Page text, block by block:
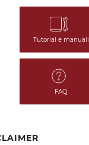
Tutorial e manuali
FAQ